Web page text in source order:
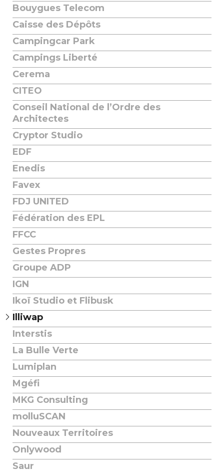
Bouygues Telecom
Caisse des Dépôts
Campingcar Park
Campings Liberté
Cerema
CITEO
Conseil National de l’Ordre des
Architectes
Cryptor Studio
EDF
Enedis
Favex
FDJ UNITED
Fédération des EPL
FFCC
Gestes Propres
Groupe ADP
IGN
Ikoï Studio et Flibusk
Illiwap
Interstis
La Bulle Verte
Lumiplan
Mgéfi
MKG Consulting
molluSCAN
Nouveaux Territoires
Onlywood
Saur